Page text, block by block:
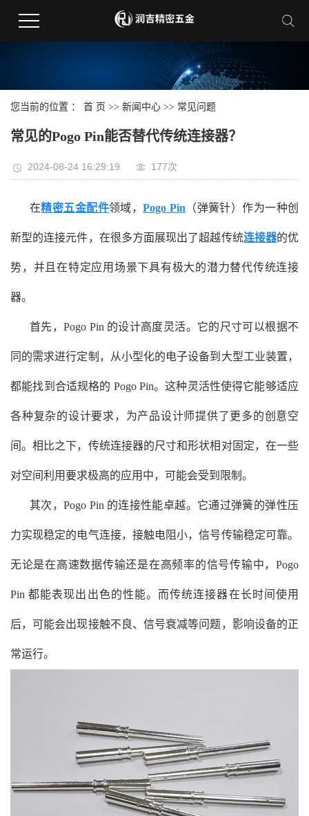
您当前的位置 ： 首 页 >> 新闻中心 >> 常见问题
常见的Pogo Pin能否替代传统连接器？
2024-08-24 16:29:19 177次
在精密五金配件领域，Pogo Pin （弹簧针）作为一种创
新型的连接元件，在很多方面展现出了超越传统连接器的优
势，并且在特定应用场景下具有极大的潜力替代传统连接
器。
首先，Pogo Pin 的设计高度灵活。它的尺寸可以根据不
同的需求进行定制，从小型化的电子设备到大型工业装置，
都能找到合适规格的 Pogo Pin。这种灵活性使得它能够适应
各种复杂的设计要求，为产品设计师提供了更多的创意空
间。相比之下，传统连接器的尺寸和形状相对固定，在一些
对空间利用要求极高的应用中，可能会受到限制。
其次，Pogo Pin 的连接性能卓越。它通过弹簧的弹性压
力实现稳定的电气连接，接触电阻小，信号传输稳定可靠。
无论是在高速数据传输还是在高频率的信号传输中，Pogo
Pin 都能表现出出色的性能。而传统连接器在长时间使用
后，可能会出现接触不良、信号衰减等问题，影响设备的正
常运行。